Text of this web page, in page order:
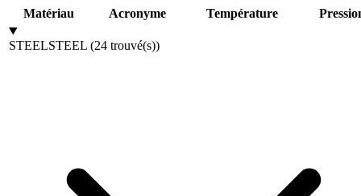
Matériau Acronyme Température
STEELSTEEL (24 trouvé(s))